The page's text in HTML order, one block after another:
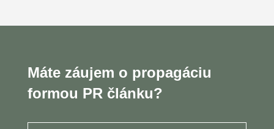
Máte záujem o propagáciu
formou PR článku?